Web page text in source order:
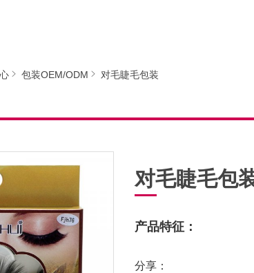
包装OEM/ODM 对毛睫毛包装
对毛睫毛包
产品特征：
分享：